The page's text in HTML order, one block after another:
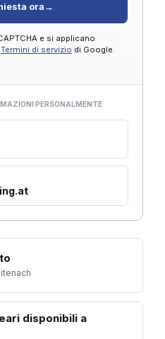
ora →
e si applicano
Termini di servizio di Google.
PERSONALMENTE
disponibili a